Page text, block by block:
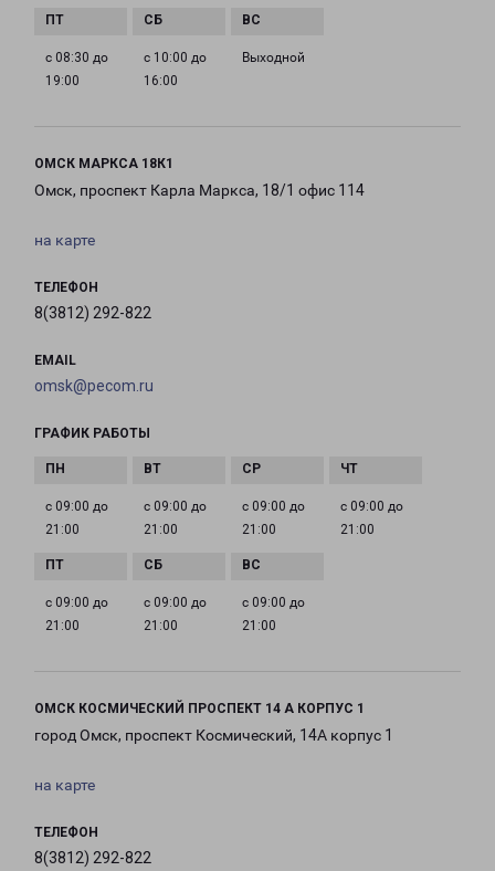
с 08:30 до
19:00
с 10:00 до
16:00
Выходной
ОМСК МАРКСА 18К1
Омск, проспект Карла Маркса, 18/1 офис 114
на карте
ТЕЛЕФОН
8(3812) 292-822
EMAIL
omsk@pecom.ru
ГРАФИК РАБОТЫ
с 09:00 до
21:00
с 09:00 до
21:00
с 09:00 до
21:00
с 09:00 до
21:00
с 09:00 до
21:00
с 09:00 до
21:00
с 09:00 до
21:00
ОМСК КОСМИЧЕСКИЙ ПРОСПЕКТ 14 А КОРПУС 1
город Омск, проспект Космический, 14А корпус 1
на карте
ТЕЛЕФОН
8(3812) 292-822